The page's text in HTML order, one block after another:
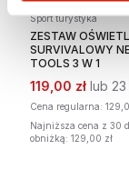
Sport turystyka
ZESTAW
SURVIVALOWY
TOOLS 3 W 1
119,00 zł lub
Cena regularna:
Najniższa cena z 30
obniżką: 129,00 zł